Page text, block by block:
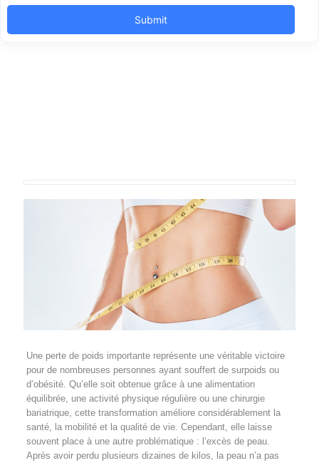
Une perte de poids importante représente une véritable victoire
pour de nombreuses personnes ayant souffert de surpoids ou
d’obésité. Qu’elle soit obtenue grâce à une alimentation
équilibrée, une activité physique régulière ou une chirurgie
bariatrique, cette transformation améliore considérablement la
santé, la mobilité et la qualité de vie. Cependant, elle laisse
souvent place à une autre problématique : l’excès de peau.
Après avoir perdu plusieurs dizaines de kilos, la peau n’a pas